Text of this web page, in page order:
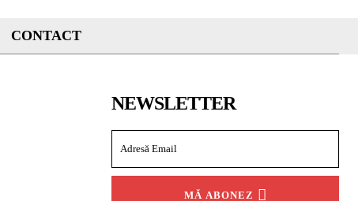
CONTACT
NEWSLETTER
MĂ ABONEZ